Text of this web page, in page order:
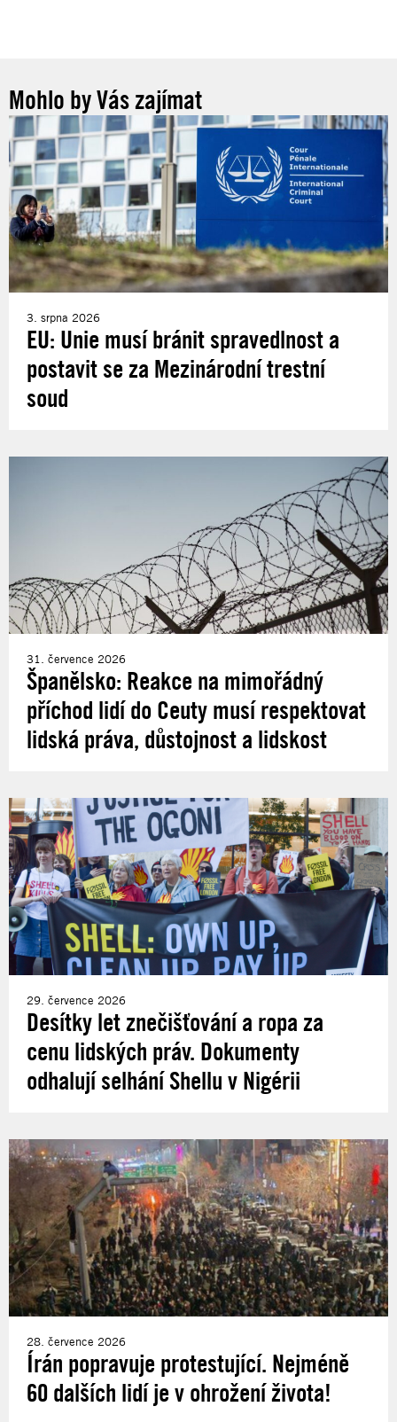
Mohlo by Vás zajímat
3. srpna 2026
EU: Unie musí bránit spravedlnost a
postavit se za Mezinárodní trestní
soud
31. července 2026
Španělsko: Reakce na mimořádný
příchod lidí do Ceuty musí respektovat
lidská práva, důstojnost a lidskost
29. července 2026
Desítky let znečišťování a ropa za
cenu lidských práv. Dokumenty
odhalují selhání Shellu v Nigérii
28. července 2026
Írán popravuje protestující. Nejméně
60 dalších lidí je v ohrožení života!